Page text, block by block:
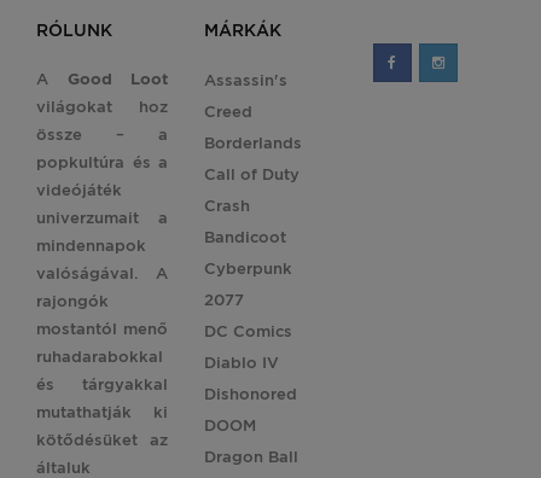
RÓLUNK
A Good Loot
világokat hoz
össze – a
popkultúra és a
videójáték
univerzumait a
mindennapok
valóságával. A
rajongók
mostantól menő
ruhadarabokkal
és tárgyakkal
mutathatják ki
kötődésüket az
általuk
MÁRKÁK
Assassin's
Creed
Borderlands
Call of Duty
Crash
Bandicoot
Cyberpunk
2077
DC Comics
Diablo IV
Dishonored
DOOM
Dragon Ball